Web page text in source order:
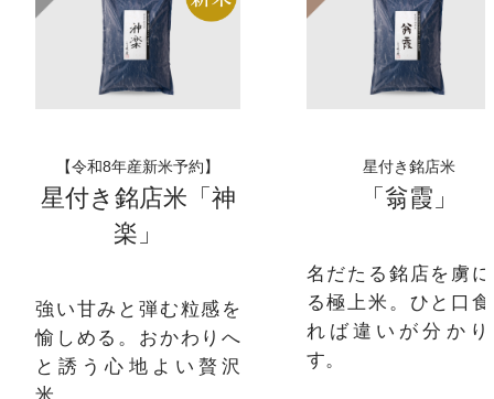
【令和8年産新米予約】
星付き銘店米「神
楽」
強い甘みと弾む粒感を
愉しめる。おかわりへ
と誘う心地よい贅沢
星付き銘店米
「翁霞」
名だたる銘店を虜
る極上米。ひと口
れば違いが分かり
す。